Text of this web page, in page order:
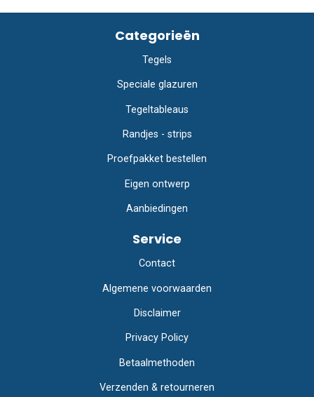
Categorieën
Tegels
Speciale glazuren
Tegeltableaus
Randjes - strips
Proefpakket bestellen
Eigen ontwerp
Aanbiedingen
Service
Contact
Algemene voorwaarden
Disclaimer
Privacy Policy
Betaalmethoden
Verzenden & retourneren